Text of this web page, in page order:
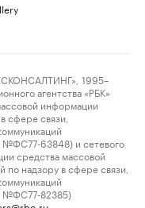
1995–
агентства «РБК»
информации
сфере связи,
№ФС77-63848) и сетевого
средства массовой
надзору в сфере связи,
№ФС77-82385)